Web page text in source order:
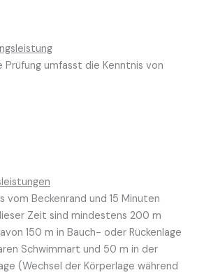
umfasst die Kenntnis von
vom Beckenrand und 15 Minuten
Zeit sind mindestens 200 m
150 m in Bauch- oder Rückenlage
Schwimmart und 50 m in der
(Wechsel der Körperlage während